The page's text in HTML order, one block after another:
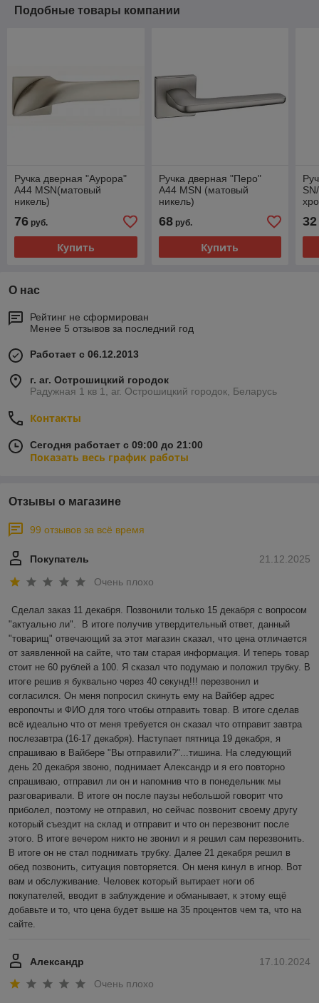
Подобные товары компании
Ручка дверная "Аурора"
A44 MSN(матовый
никель)
76 руб.
Купить
Ручка дверная "Перо"
A44 MSN (матовый
никель)
68руб.
Купить
32
О нас
Рейтинг не сформирован
Менее 5 отзывов за последний год
Работает с 06.12.2013
г. аг. Острошицкий городок
Радужная 1 кв 1, аг. Острошицкий городок, Беларусь
Контакты
Сегодня работает с 09:00 до 21:00
Показать весь график работы
Отзывы о магазине
99 отзывов за всё время
21.12.2025
Покупатель
Очень плохо
Сделал заказ 11 декабря. Позвонили только 15 декабря с вопросом
"актуально ли".  В итоге получив утвердительный ответ, данный
"товарищ" отвечающий за этот магазин сказал, что цена отличается
от заявленной на сайте, что там старая информация. И теперь товар
стоит не 60 рублей а 100. Я сказал что подумаю и положил трубку. В
итоге решив я буквально через 40 секунд!!! перезвонил и
согласился. Он меня попросил скинуть ему на Вайбер адрес
европочты и ФИО для того чтобы отправить товар. В итоге сделав
всё идеально что от меня требуется он сказал что отправит завтра
послезавтра (16-17 декабря). Наступает пятница 19 декабря, я
спрашиваю в Вайбере "Вы отправили?"...тишина. На следующий
день 20 декабря звоню, поднимает Александр и я его повторно
спрашиваю, отправил ли он и напомнив что в понедельник мы
разговаривали. В итоге он после паузы небольшой говорит что
приболел, поэтому не отправил, но сейчас позвонит своему другу
который съездит на склад и отправит и что он перезвонит после
этого. В итоге вечером никто не звонил и я решил сам перезвонить.
В итоге он не стал поднимать трубку. Далее 21 декабря решил в
обед позвонить, ситуация повторяется. Он меня кинул в игнор. Вот
вам и обслуживание. Человек который вытирает ноги об
покупателей, вводит в заблуждение и обманывает, к этому ещё
добавьте и то, что цена будет выше на 35 процентов чем та, что на
сайте.
17.10.2024
Александр
Очень плохо